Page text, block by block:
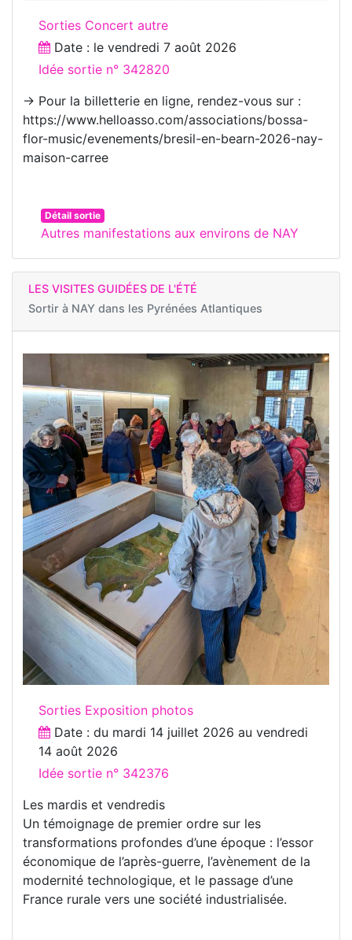
Sorties Concert autre
Date : le vendredi 7 août 2026
Idée sortie n° 342820
→ Pour la billetterie en ligne, rendez-vous sur :
https://www.helloasso.com/associations/bossa-
flor-music/evenements/bresil-en-bearn-2026-nay-
maison-carree
Détail sortie
Autres manifestations aux environs de NAY
LES VISITES GUIDÉES DE L'ÉTÉ
Sortir à NAY dans les Pyrénées Atlantiques
Sorties Exposition photos
Date : du mardi 14 juillet 2026 au vendredi
14 août 2026
Idée sortie n° 342376
Les mardis et vendredis
Un témoignage de premier ordre sur les
transformations profondes d’une époque : l’essor
économique de l’après-guerre, l’avènement de la
modernité technologique, et le passage d’une
France rurale vers une société industrialisée.